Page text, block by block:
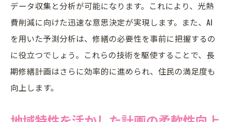
データ収集と分析が可能になります。これにより、光熱
費削減に向けた迅速な意思決定が実現します。また、AI
を用いた予測分析は、修繕の必要性を事前に把握するの
に役立つでしょう。これらの技術を駆使することで、長
期修繕計画はさらに効率的に進められ、住民の満足度も
向上します。